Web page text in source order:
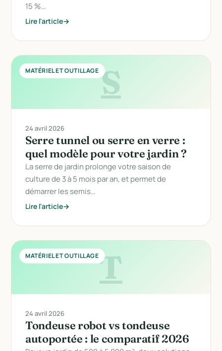
15 %…
Lire l'article
S
MATÉRIEL ET OUTILLAGE
24 avril 2026
Serre tunnel ou serre en verre :
quel modèle pour votre jardin ?
La serre de jardin prolonge votre saison de
culture de 3 à 5 mois par an, et permet de
démarrer les semis…
Lire l'article
T
MATÉRIEL ET OUTILLAGE
24 avril 2026
Tondeuse robot vs tondeuse
autoportée : le comparatif 2026